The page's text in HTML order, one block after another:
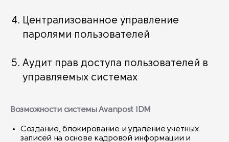
Централизованное управление
паролями пользователей
Аудит прав доступа пользователей в
управляемых системах
Возможности системы Avanpost IDM
Создание, блокирование и удаление учетных
записей на основе кадровой информации и